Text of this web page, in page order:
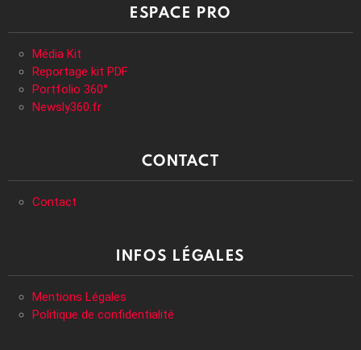
ESPACE PRO
Média Kit
Reportage kit PDF
Portfolio 360°
Newsly360.fr
CONTACT
Contact
INFOS LÉGALES
Mentions Légales
Politique de confidentialité